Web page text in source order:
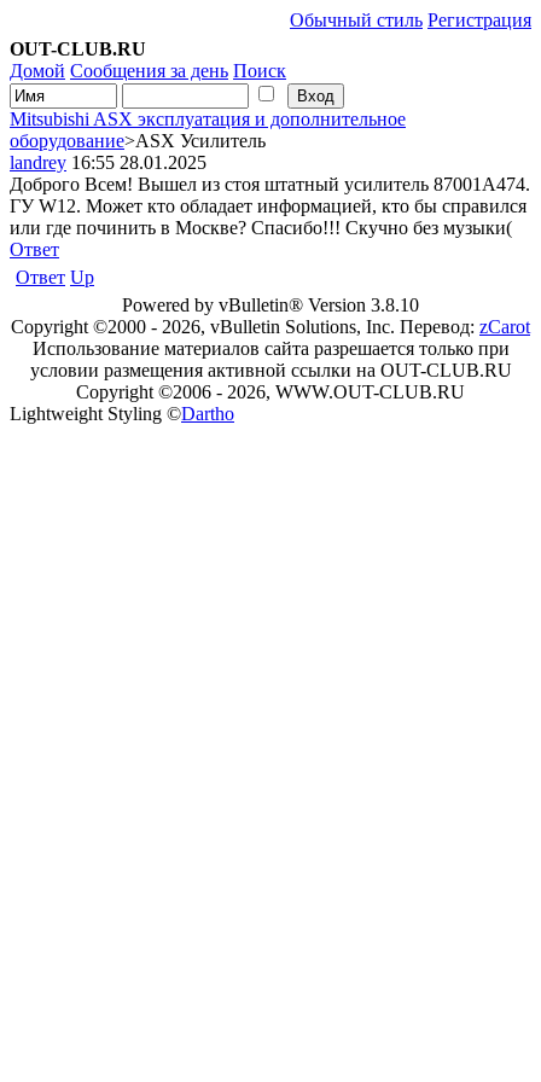
Обычный стиль Регистрация
OUT-CLUB.RU
Домой Сообщения за день Поиск
Mitsubishi ASX эксплуатация и дополнительное
оборудование>ASX Усилитель
landrey 16:55 28.01.2025
Доброго Всем! Вышел из стоя штатный усилитель 87001А474.
ГУ W12. Может кто обладает информацией, кто бы справился
или где починить в Москве? Спасибо!!! Скучно без музыки(
Ответ
Ответ Up
Powered by vBulletin® Version 3.8.10
Copyright ©2000 - 2026, vBulletin Solutions, Inc. Перевод: zCarot
Использование материалов сайта разрешается только при
условии размещения активной ссылки на OUT-CLUB.RU
Copyright ©2006 - 2026, WWW.OUT-CLUB.RU
Lightweight Styling ©Dartho